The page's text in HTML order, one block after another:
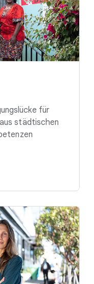
für
städtischen